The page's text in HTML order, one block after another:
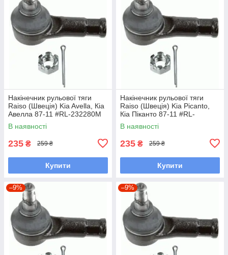
Накінечник рульової тяги
Raiso (Швеція) Kia Avella, Кіа
Авелла 87-11 #RL-232280M
UALPSKZ7
В наявності
235 ₴ 259 ₴
Купити
Накінечник рульової тяги
Raiso (Швеція) Kia Picanto,
Кіа Піканто 87-11 #RL-
232280M UAYINBP7
В наявності
235 ₴ 259 ₴
Купити
–9% –9%